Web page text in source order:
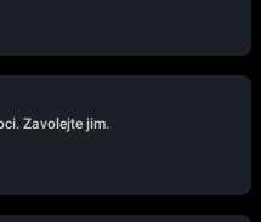
Zavolejte jim.